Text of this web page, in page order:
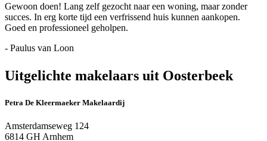
Gewoon doen! Lang zelf gezocht naar een woning, maar zonder
succes. In erg korte tijd een verfrissend huis kunnen aankopen.
Goed en professioneel geholpen.
- Paulus van Loon
Uitgelichte makelaars uit Oosterbeek
Petra De Kleermaeker Makelaardij
Amsterdamseweg 124
6814 GH Arnhem